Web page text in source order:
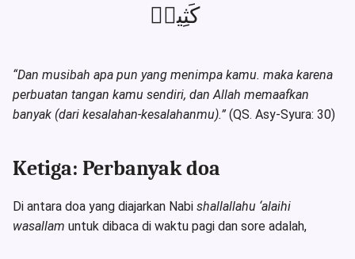
كَثِیرࣲ
“Dan musibah apa pun yang menimpa kamu. maka karena
perbuatan tangan kamu sendiri, dan Allah memaafkan
banyak (dari kesalahan-kesalahanmu).” (QS. Asy-Syura: 30)
Ketiga: Perbanyak doa
Di antara doa yang diajarkan Nabi shallallahu ‘alaihi
wasallam untuk dibaca di waktu pagi dan sore adalah,